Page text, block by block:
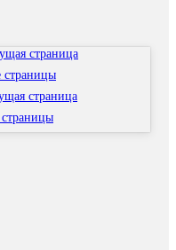
страница
страницы
страница
страницы